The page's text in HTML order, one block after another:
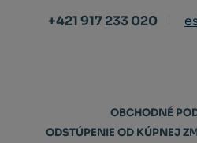
+421 917 233 020
OBCHODNÉ
ODSTÚPENIE OD KÚPNEJ